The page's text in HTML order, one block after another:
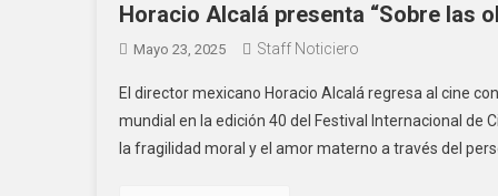
Horacio Alcalá presenta “Sobre las
Mayo 23, 2025 Staff Noticiero
El director mexicano Horacio Alcalá regresa al cine
mundial en la edición 40 del Festival Internacional de
la fragilidad moral y el amor materno a través del